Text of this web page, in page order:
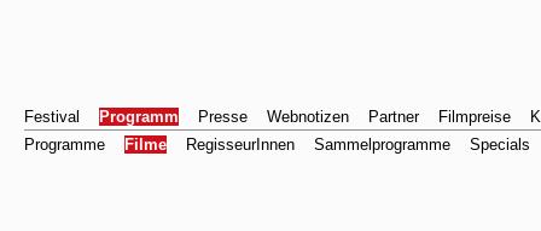
Festival Programm Presse Webnotizen Partner Filmpreise
Programme
Filme RegisseurInnen Sammelprogramme Specials